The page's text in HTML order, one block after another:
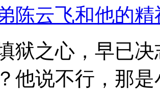
陈云飞和他的
狱之心，早已
他说不行，那